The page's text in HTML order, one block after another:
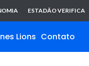
ESTADÃO VERIFICA
Lions Contato